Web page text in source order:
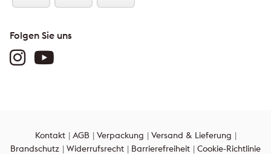
Folgen Sie uns
Kontakt AGB Verpackung
Versand & Lieferung
Brandschutz
Widerrufsrecht Barrierefreiheit Cookie-Richtlinie